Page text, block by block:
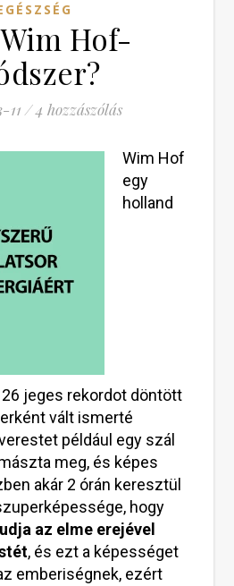
Hof-
11 /4 hozzászólás
Wim Hof
egy
holland
26 jeges rekordot döntött
vált ismerté
például egy szál
meg, és képes
akár 2 órán keresztül
hogy
az elme erejével
, és ezt a képességet
emberiségnek, ezért